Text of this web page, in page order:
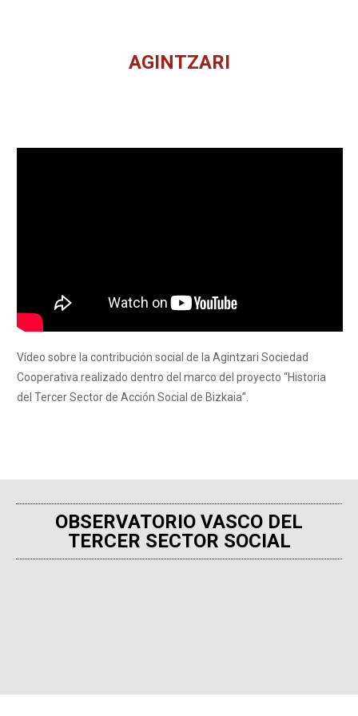
AGINTZARI
Vídeo sobre la contribución social de la Agintzari Sociedad
Cooperativa realizado dentro del marco del proyecto “Historia
del Tercer Sector de Acción Social de Bizkaia”.
OBSERVATORIO VASCO DEL
TERCER SECTOR SOCIAL